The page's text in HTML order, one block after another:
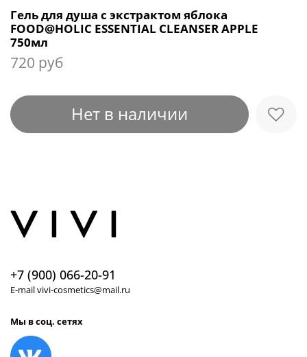
Гель для душа с экстрактом яблока
FOOD@HOLIC ESSENTIAL CLEANSER APPLE
750мл
720 руб
Нет в наличии
+7 (900) 066-20-91
E-mail vivi-cosmetics@mail.ru
Мы в соц. сетях